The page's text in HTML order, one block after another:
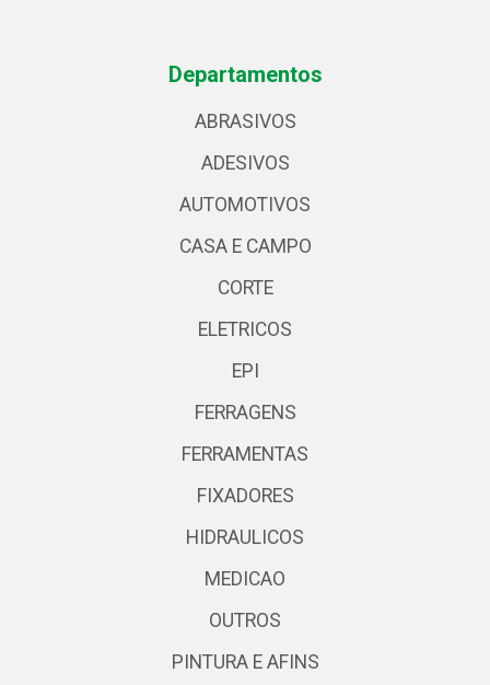
Departamentos
ABRASIVOS
ADESIVOS
AUTOMOTIVOS
CASA E CAMPO
CORTE
ELETRICOS
EPI
FERRAGENS
FERRAMENTAS
FIXADORES
HIDRAULICOS
MEDICAO
OUTROS
PINTURA E AFINS